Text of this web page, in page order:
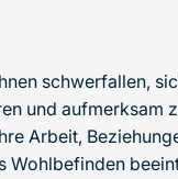
schwerfallen,
und aufmerksam
Arbeit,
Wohlbefinden